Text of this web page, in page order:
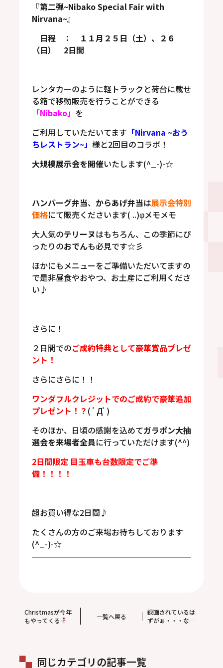
『第二弾~Nibako Special Fair with
Nirvana~』
日程 ： １１月２５日（土）、２６
（日） 2日間
レンタカーのように軽トラックと荷台に載せ
る箱で移動販売を行うことができる
「Nibako」 を
ご利用していただいてます 「Nirvana ~おう
ちレストラン~」 様と2回目のコラボ！
大規模展示会を開催いたします(^_-)-☆
ハンバーグ弁当、 からあげ弁当は展示会特別
価格にて販売くださいます( ..)φメモメモ
大人気のテリーヌはもちろん、この季節にぴ
ったりのおでんも必見です☆彡
ほかにもメニューをご準備いただいてますの
で是非昼食やおやつ、お土産にご利用くださ
い♪
さらに！
２日間でのご成約特典として豪華賞品プレゼ
ント！
さらにさらに！！
ワンダフルクレジットでのご成約で豪華追加
プレゼント！？ ( ﾟДﾟ)
そのほか、日頃の感謝を込めてガラポン大抽
選会を来場者全員に行っていただけます(^^)
2日間限定 目玉車も台数限定でご準
備！！！！
超お買い得な2日間♪
たくさんの方のご来場お待ちしております
(^_-)-☆
Christmasが今年
もやってくる
一覧へ戻る
録画されているは
ずがぁ・・・なん
同じカテゴリの記事一覧